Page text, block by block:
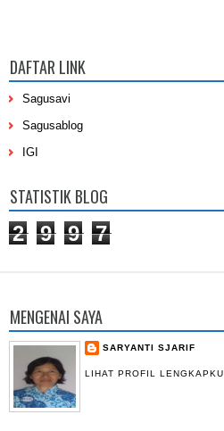
DAFTAR LINK
Sagusavi
Sagusablog
IGI
STATISTIK BLOG
2 9 9 7
MENGENAI SAYA
SARYANTI SJARIF
LIHAT PROFIL LENGKAPKU